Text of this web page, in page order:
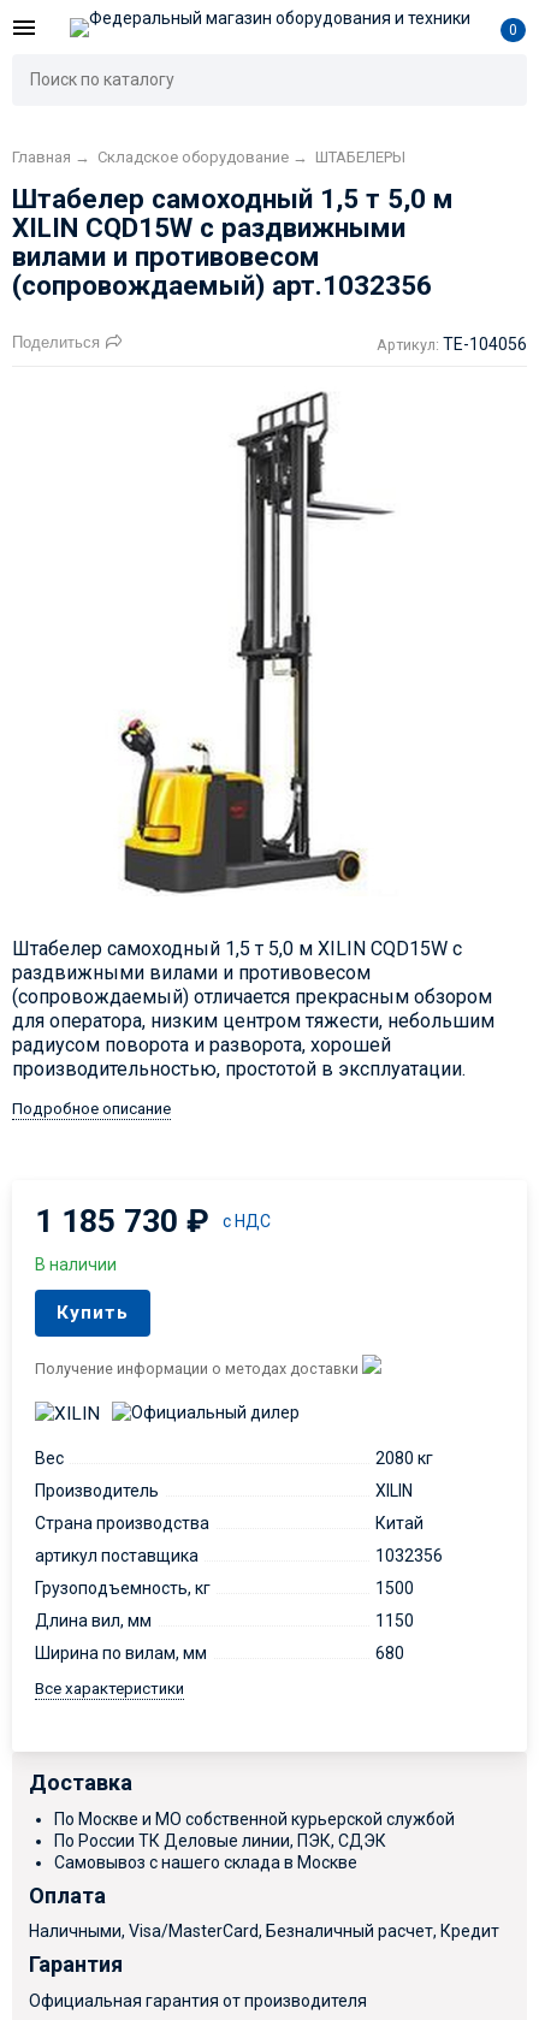
0
Главная → Складское оборудование → ШТАБЕЛЕРЫ
Штабелер самоходный 1,5 т 5,0 м
XILIN CQD15W с раздвижными
вилами и противовесом
(сопровождаемый) арт.1032356
Поделиться Артикул: TE-104056
Штабелер самоходный 1,5 т 5,0 м XILIN CQD15W с
раздвижными вилами и противовесом
(сопровождаемый) отличается прекрасным обзором
для оператора, низким центром тяжести, небольшим
радиусом поворота и разворота, хорошей
производительностью, простотой в эксплуатации.
Подробное описание
1 185 730₽ с НДС
В наличии
Купить
Получение информации о методах доставки
Вес
2080 кг
Производитель
XILIN
Страна производства
Китай
артикул поставщика
1032356
Грузоподъемность, кг
1500
Длина вил, мм
1150
Ширина по вилам, мм
680
Все характеристики
Доставка
По Москве и МО собственной курьерской службой
По России ТК Деловые линии, ПЭК, СДЭК
Самовывоз с нашего склада в Москве
Оплата
Наличными, Visa/MasterCard, Безналичный расчет, Кредит
Гарантия
Официальная гарантия от производителя